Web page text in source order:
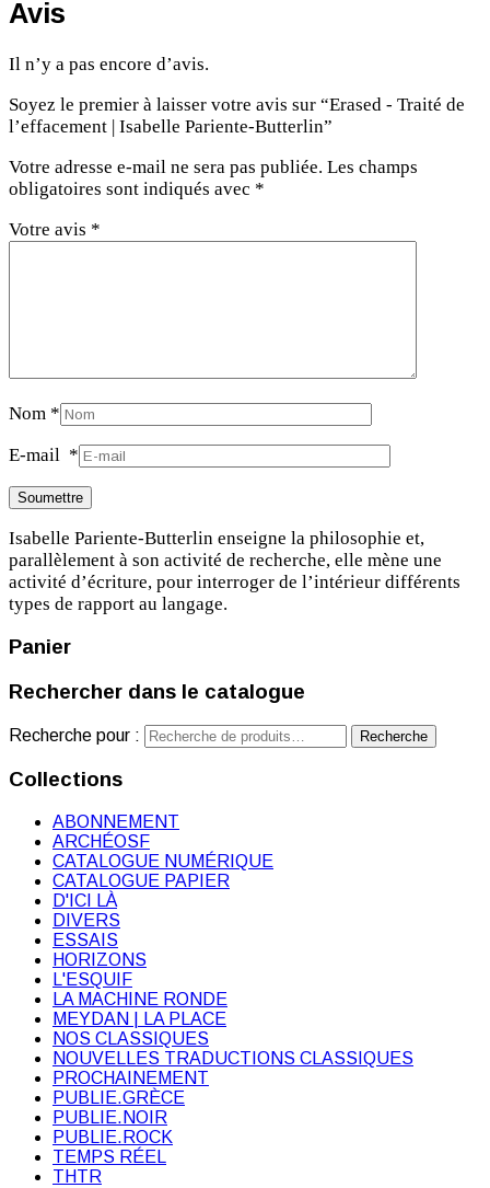
Avis
Il n’y a pas encore d’avis.
Soyez le premier à laisser votre avis sur “Erased - Traité de
l’effacement | Isabelle Pariente-Butterlin”
Votre adresse e-mail ne sera pas publiée. Les champs
obligatoires sont indiqués avec *
Votre avis *
Nom *
E-mail *
Isabelle Pariente-Butterlin enseigne la philosophie et,
parallèlement à son activité de recherche, elle mène une
activité d’écriture, pour interroger de l’intérieur différents
types de rapport au langage.
Panier
Rechercher dans le catalogue
Recherche pour : Recherche
Collections
ABONNEMENT
ARCHÉOSF
CATALOGUE NUMÉRIQUE
CATALOGUE PAPIER
D'ICI LÀ
DIVERS
ESSAIS
HORIZONS
L'ESQUIF
LA MACHINE RONDE
MEYDAN | LA PLACE
NOS CLASSIQUES
NOUVELLES TRADUCTIONS CLASSIQUES
PROCHAINEMENT
PUBLIE.GRÈCE
PUBLIE.NOIR
PUBLIE.ROCK
TEMPS RÉEL
THTR